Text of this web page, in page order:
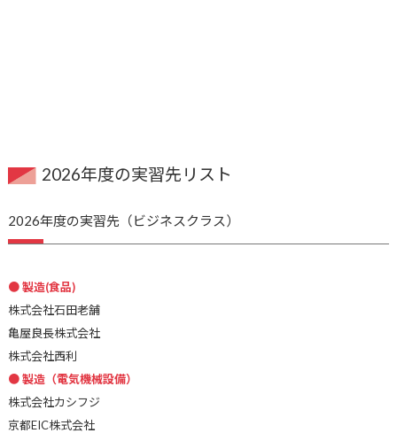
2026年度の実習先リスト
2026年度の実習先（ビジネスクラス）
製造(食品)
株式会社石田老舗
亀屋良長株式会社
株式会社西利
製造（電気機械設備）
株式会社カシフジ
京都EIC株式会社